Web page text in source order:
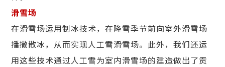
滑雪场
在滑雪场运用制冰技术，在降雪季节前向室外滑雪场
播撒散冰，从而实现人工雪滑雪场。此外，我们还运
用这些技术通过人工雪为室内滑雪场的建造做出了贡